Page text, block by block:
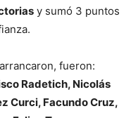
y sumó 3 puntos
fueron:
Radetich, Nicolás
Curci, Facundo Cruz,